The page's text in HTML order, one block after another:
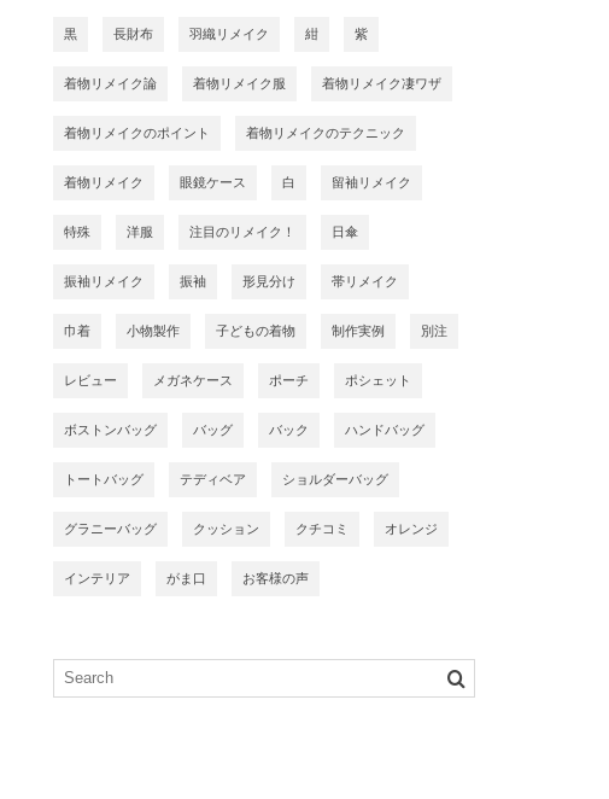
黒 長財布 羽織リメイク 紺 紫
着物リメイク論 着物リメイク服 着物リメイク凄ワザ
着物リメイクのポイント 着物リメイクのテクニック
着物リメイク 眼鏡ケース 白 留袖リメイク
特殊 洋服 注目のリメイク！ 日傘
振袖リメイク 振袖 形見分け 帯リメイク
巾着 小物製作 子どもの着物 制作実例 別注
レビュー メガネケース ポーチ ポシェット
ボストンバッグ バッグ バック ハンドバッグ
トートバッグ テディベア ショルダーバッグ
グラニーバッグ クッション クチコミ オレンジ
インテリア がま口 お客様の声